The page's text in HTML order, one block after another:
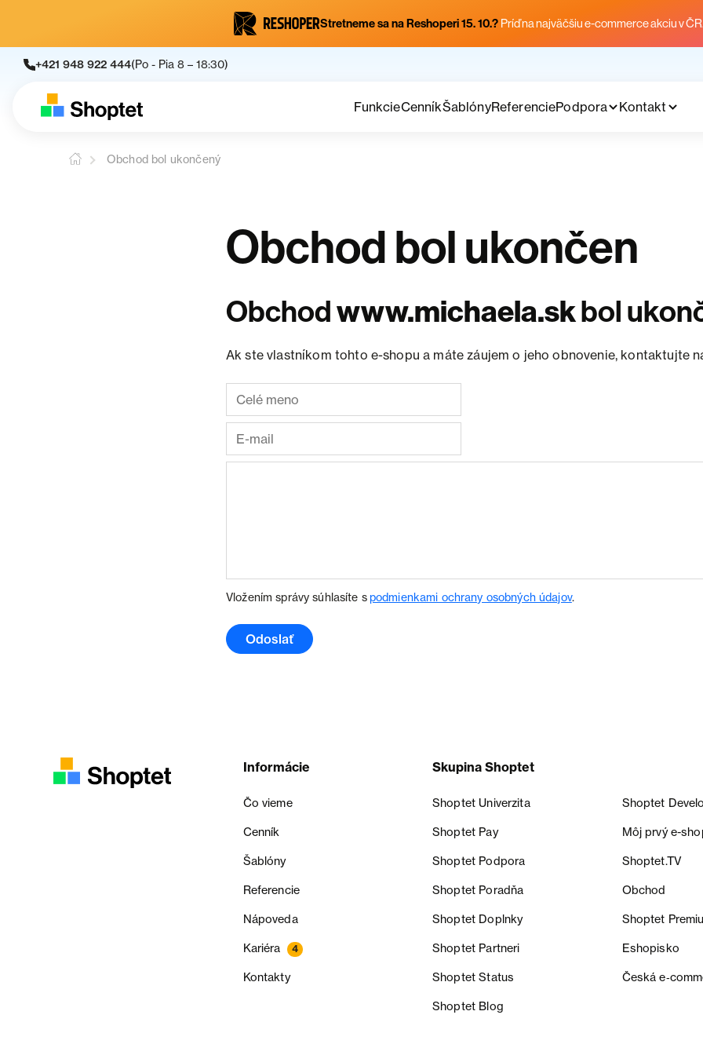
Stretneme sa na Reshoperi 15. 10.? Príď na najväčšiu e-commerce akciu v
+421 948 922 444(Po - Pia 8 – 18:30)
FunkcieCenníkŠablónyReferenciePodpora Kontakt
Obchod bol ukončený
Obchod bol ukončen
Obchodwww.michaela.skbol
Ak ste vlastníkom tohto e-shopu a máte záujem o jeho obnovenie, kontaktujte
Vložením správy súhlasíte spodmienkami ochrany osobných údajov.
Odoslať
Informácie
Čo vieme
Cenník
Šablóny
Referencie
Nápoveda
Kariéra 4
Kontakty
Skupina Shoptet
Shoptet Univerzita Shoptet
Shoptet Pay Môj prvý e-
Shoptet Podpora Shoptet.TV
Shoptet Poradňa Obchod
Shoptet Doplnky Shoptet
Shoptet Partneri Eshopisko
Shoptet Status Česká
Shoptet Blog